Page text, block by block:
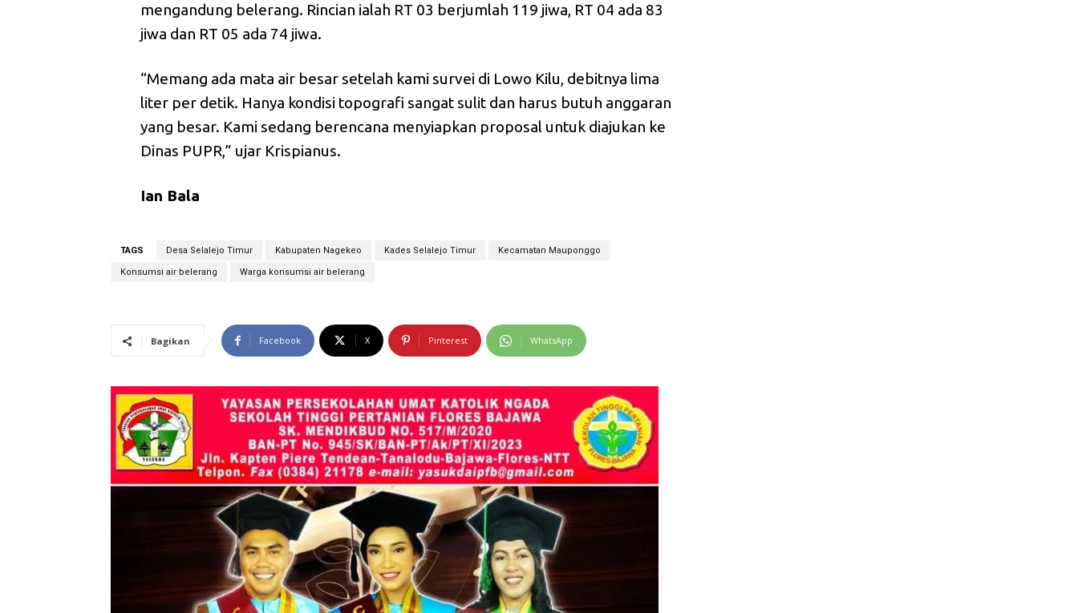
mengandung belerang. Rincian ialah RT 03 berjumlah 119 jiwa, RT 04 ada 83
jiwa dan RT 05 ada 74 jiwa.
“Memang ada mata air besar setelah kami survei di Lowo Kilu, debitnya lima
liter per detik. Hanya kondisi topografi sangat sulit dan harus butuh anggaran
yang besar. Kami sedang berencana menyiapkan proposal untuk diajukan ke
Dinas PUPR,” ujar Krispianus.
Ian Bala
TAGS Desa Selalejo Timur Kabupaten Nagekeo Kades Selalejo Timur Kecamatan Mauponggo
Konsumsi air belerang Warga konsumsi air belerang
Bagikan Facebook X Pinterest WhatsApp